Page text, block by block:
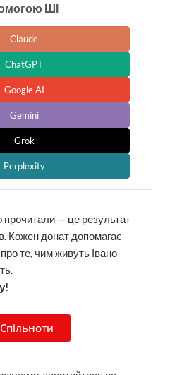
те, чим живуть Івано-
звертайтеся на
й деталі завжди є –тут
міста